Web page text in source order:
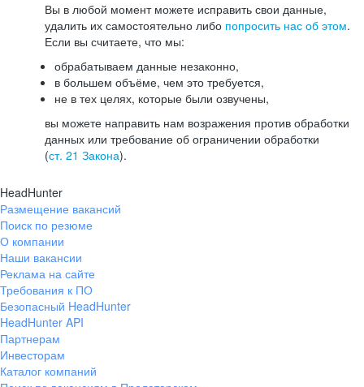
Вы в любой момент можете исправить свои данные,
удалить их самостоятельно либо попросить нас об этом.
Если вы считаете, что мы:
обрабатываем данные незаконно,
в большем объёме, чем это требуется,
не в тех целях, которые были озвучены,
вы можете направить нам возражения против обработки
данных или требование об ограничении обработки
(ст. 21 Закона).
HeadHunter
Размещение вакансий
Поиск по резюме
О компании
Наши вакансии
Реклама на сайте
Требования к ПО
Безопасный HeadHunter
HeadHunter API
Партнерам
Инвесторам
Каталог компаний